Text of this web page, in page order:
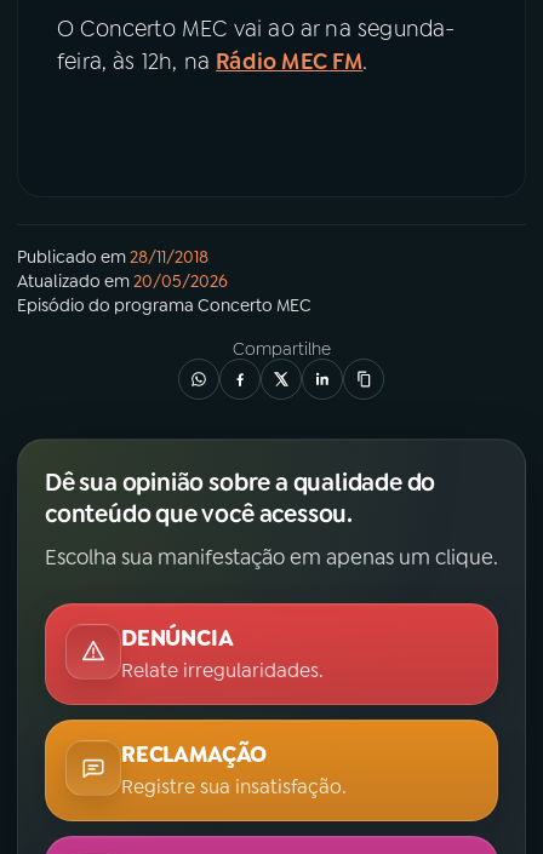
O Concerto MEC vai ao ar na segunda-
feira, às 12h, na Rádio MEC FM.
Publicado em28/11/2018
Atualizado em20/05/2026
Episódio do programa Concerto MEC
Compartilhe
Dê sua opinião sobre a qualidade do
conteúdo que você acessou.
Escolha sua manifestação em apenas um clique.
DENÚNCIA
Relate irregularidades.
RECLAMAÇÃO
Registre sua insatisfação.